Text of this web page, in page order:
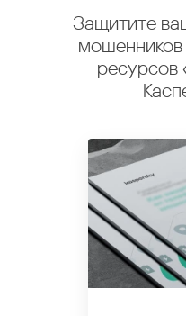
Защитите
ресурсов